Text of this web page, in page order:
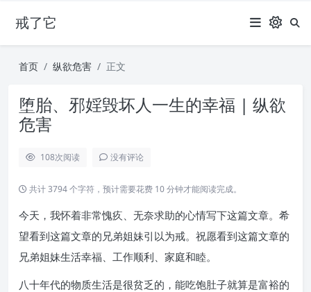
戒了它
首页 纵欲危害 正文
堕胎、邪婬毁坏人一生的幸福 | 纵欲
危害
108次阅读 没有评论
共计 3794 个字符，预计需要花费 10 分钟才能阅读完成。
今天，我怀着非常愧疚、无奈求助的心情写下这篇文章。希
望看到这篇文章的兄弟姐妹引以为戒。祝愿看到这篇文章的
兄弟姐妹生活幸福、工作顺利、家庭和睦。
八十年代的物质生活是很贫乏的，能吃饱肚子就算是富裕的